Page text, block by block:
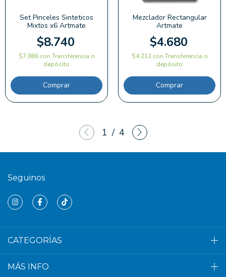
Set Pinceles Sinteticos
Mixtos x6 Artmate
$8.740
$7.866 con Transferencia o
depósito
Mezclador Rectangular
Artmate
$4.680
$4.212 con Transferencia o
depósito
1 / 4
Seguinos
CATEGORÍAS
MÁS INFO